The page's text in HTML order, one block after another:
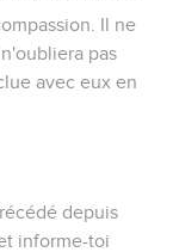
Il ne
pas
avec eux en
depuis
informe-toi